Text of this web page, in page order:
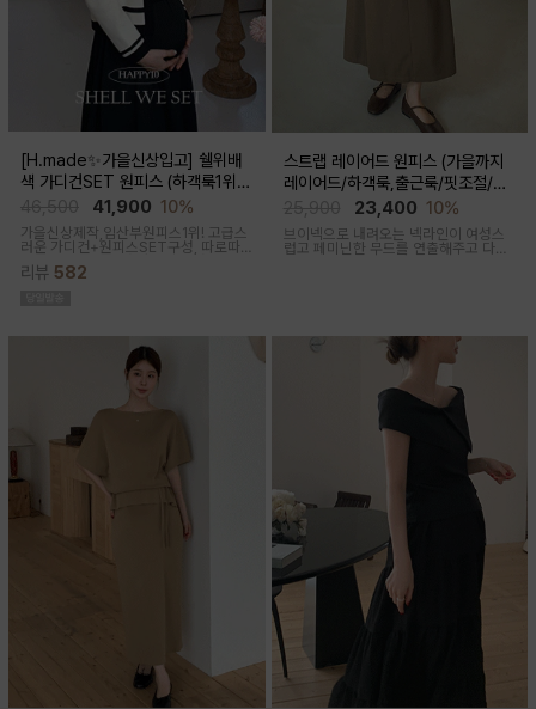
[H.made✨가을신상입고] 쉘위배
색 가디건SET 원피스 (하객룩1위/
고급미/가디건SET/임산부,출산후,
누구나예쁜핏)
41,900 10%
가을신상제작,임산부원피스1위! 고급스
러운 가디건+원피스SET구성, 따로따
리뷰 582
스트랩 레이어드 원피스 (가을까지
레이어드/하객룩,출근룩/핏조절/임
산부,출산후 착용가능)
23,400 10%
브이넥으로 내려오는 넥라인이 여성스
럽고 페미닌한 무드를 연출해주고 다양